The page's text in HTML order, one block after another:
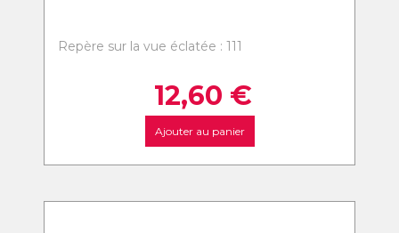
Repère sur la vue éclatée : 111
12,60 €
Ajouter au panier